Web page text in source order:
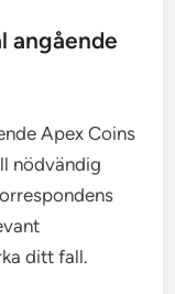
angående
Apex Coins
nödvändig
ditt fall.